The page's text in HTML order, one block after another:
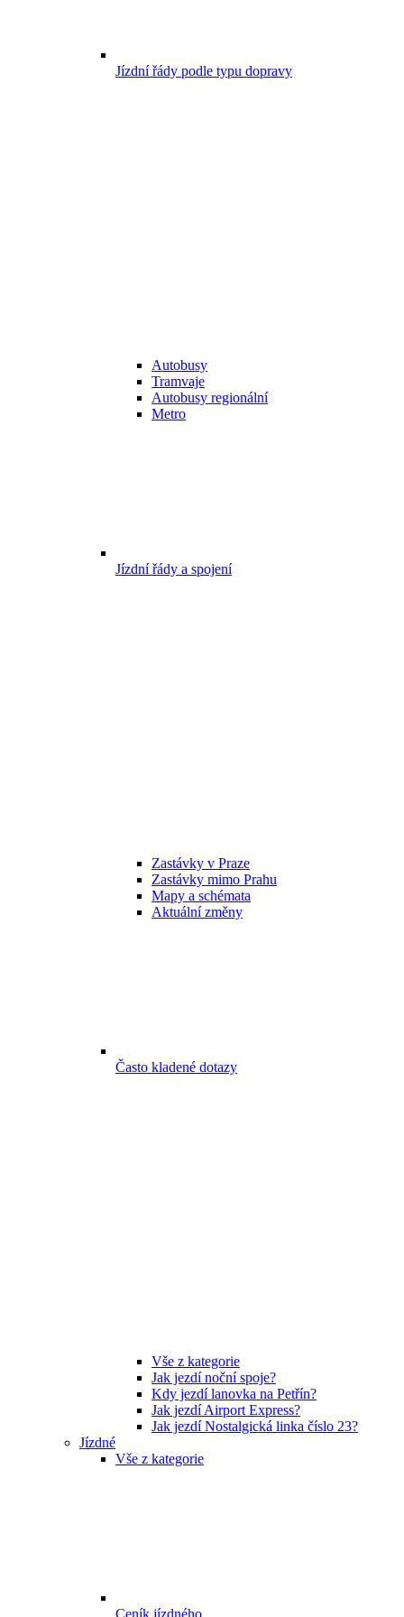
Jízdní řády podle typu dopravy
Autobusy
Tramvaje
Autobusy regionální
Metro
Jízdní řády a spojení
Zastávky v Praze
Zastávky mimo Prahu
Mapy a schémata
Aktuální změny
Často kladené dotazy
Vše z kategorie
Jak jezdí noční spoje?
Kdy jezdí lanovka na Petřín?
Jak jezdí Airport Express?
Jak jezdí Nostalgická linka číslo 23?
Jízdné
Vše z kategorie
Ceník jízdného